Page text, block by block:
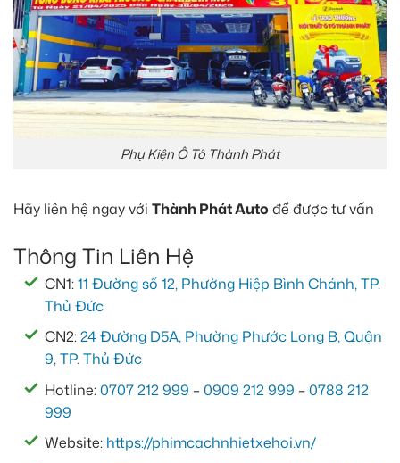
Phụ Kiện Ô Tô Thành Phát
Hãy liên hệ ngay với Thành Phát Auto để được tư vấn
Thông Tin Liên Hệ
CN1:11 Đường số 12, Phường Hiệp Bình Chánh, TP.
Thủ Đức
CN2:24 Đường D5A, Phường Phước Long B, Quận
9, TP. Thủ Đức
Hotline:0707 212 999 –0909 212 999 –0788 212
999
Website: https://phimcachnhietxehoi.vn/